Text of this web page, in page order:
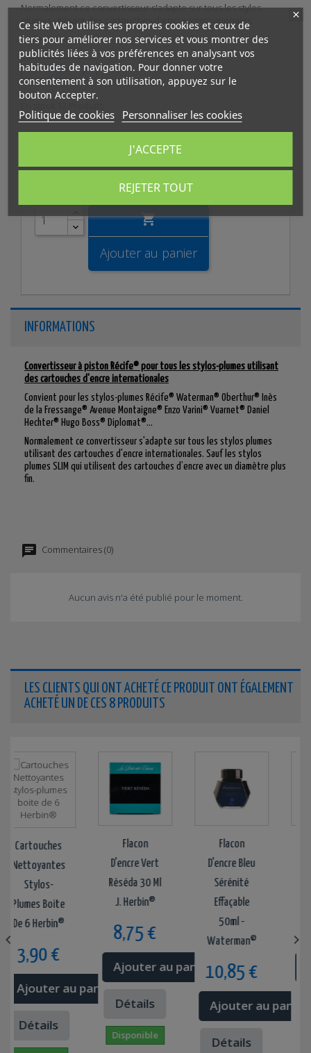
Normalement ce convertisseur s'adapte sur tous les stylos
plumes utilisant des cartouches d'encre internationales.
Taille : 56 mm
Plus d'infos

Ajouter au panier
INFORMATIONS
Convertisseur à piston Récife® pour tous les stylos-plumes utilisant
des cartouches d'encre internationales
Convient pour les stylos-plumes Récife® Waterman® Oberthur® Inès
de la Fressange® Avenue Montaigne® Enzo Varini® Vuarnet® Daniel
Hechter® Hugo Boss® Diplomat®...
Normalement ce convertisseur s'adapte sur tous les stylos plumes
utilisant des cartouches d'encre internationales. Sauf les stylos
plumes SLIM qui utilisent des cartouches d’encre avec un diamètre plus
fin.
Commentaires (0)
Aucun avis n'a été publié pour le moment.
LES CLIENTS QUI ONT ACHETÉ CE PRODUIT ONT ÉGALEMENT
ACHETÉ UN DE CES 8 PRODUITS
Stylos-
Boite
6 Herbin®
3,90 €
Ajouter au panier
Détails
Flacon
D'encre Vert
Réséda 30 Ml
J. Herbin®
8,75 €
Ajouter au panier
Détails
Disponible
Flacon
D'encre Bleu
Sérénité
Effaçable
50ml -
Waterman©
10,85 €
Ajouter au panier
Détails
 
Ce site Web utilise ses propres cookies et ceux de
tiers pour améliorer nos services et vous montrer des
publicités liées à vos préférences en analysant vos
habitudes de navigation. Pour donner votre
consentement à son utilisation, appuyez sur le
bouton Accepter.
Politique de cookies Personnaliser les cookies
REJETER TOUT
J'ACCEPTE